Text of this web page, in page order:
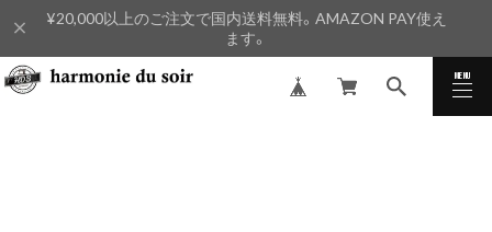
¥20,000以上のご注文で国内送料無料。AMAZON PAY使え
ます。
MENU
CLOSE